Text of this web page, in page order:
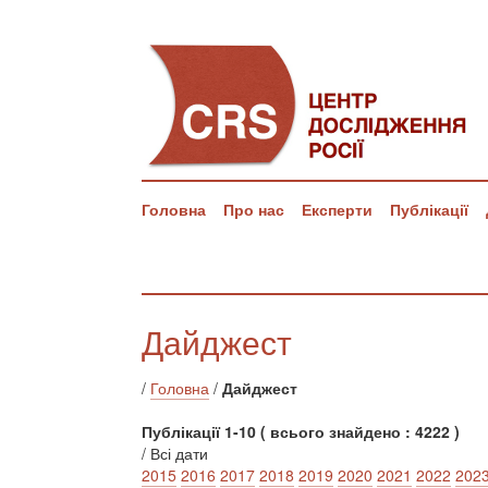
Головна Про нас Експерти Публікації
Дайджест
/ Головна / Дайджест
Публікації 1-10 ( всього знайдено : 4222 )
/ Всі дати
2015 2016 2017 2018 2019 2020 2021 2022